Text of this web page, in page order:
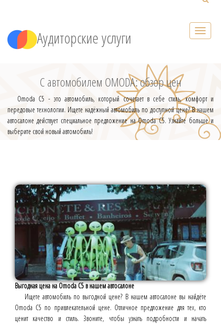
Аудиторские услуги
С автомобилем OMODA: обзор цен
Omoda C5 - это автомобиль, который сочетает в себе стиль, комфорт и
передовые технологии. Ищете надёжный автомобиль по доступной цене? В нашем
автосалоне действует специальное предложение на Omoda C5. Узнайте больше и
выберите свой новый автомобиль!
Выгодная цена на Omoda C5 в нашем автосалоне
Ищете автомобиль по выгодной цене? В нашем автосалоне вы найдёте
Omoda C5 по привлекательной цене. Отличное предложение для тех, кто
ценит качество и стиль. Звоните, чтобы узнать подробности и начать